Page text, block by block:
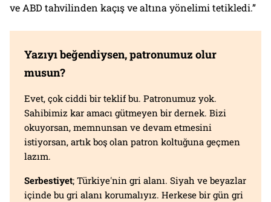
ve ABD tahvilinden kaçış ve altına yönelimi tetikledi.”
Yazıyı beğendiysen, patronumuz olur
musun?
Evet, çok ciddi bir teklif bu. Patronumuz yok.
Sahibimiz kar amacı gütmeyen bir dernek. Bizi
okuyorsan, memnunsan ve devam etmesini
istiyorsan, artık boş olan patron koltuğuna geçmen
lazım.
Serbestiyet; Türkiye'nin gri alanı. Siyah ve beyazlar
içinde bu gri alanı korumalıyız. Herkese bir gün gri